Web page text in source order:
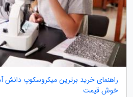
خوش قیمت